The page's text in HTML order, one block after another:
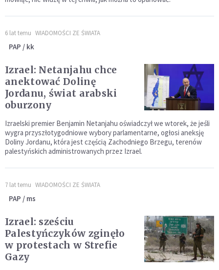
6 lat temu WIADOMOŚCI ZE ŚWIATA
PAP / kk
Izrael: Netanjahu chce
anektować Dolinę
Jordanu, świat arabski
oburzony
Izraelski premier Benjamin Netanjahu oświadczył we wtorek, że jeśli
wygra przyszłotygodniowe wybory parlamentarne, ogłosi aneksję
Doliny Jordanu, która jest częścią Zachodniego Brzegu, terenów
palestyńskich administrowanych przez Izrael.
7 lat temu WIADOMOŚCI ZE ŚWIATA
PAP / ms
Izrael: sześciu
Palestyńczyków zginęło
w protestach w Strefie
Gazy